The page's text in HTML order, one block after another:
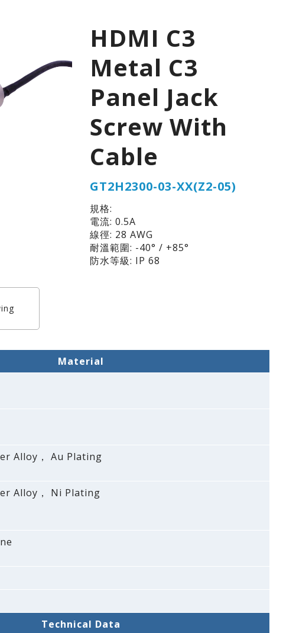
HDMI C3
Metal C3
Panel Jack
Screw With
Cable
GT2H2300-03-XX(Z2-05)
規格:
電流: 0.5A
線徑: 28 AWG
耐溫範圍: -40° / +85°
防水等級: IP 68
Material
Alloy， Au Plating
Alloy， Ni Plating
Technical Data